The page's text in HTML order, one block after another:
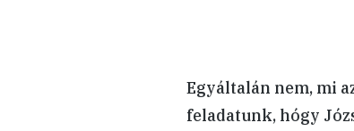
Egyáltalán nem, mi
feladatunk, hógy